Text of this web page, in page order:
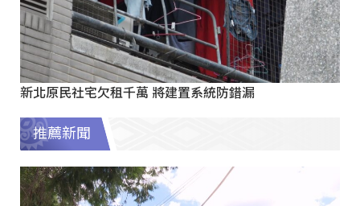
新北原民社宅欠租千萬 將建置系統防錯漏
推薦新聞